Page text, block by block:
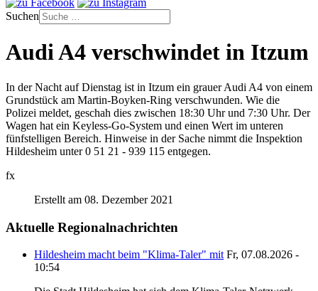
Suchen
Audi A4 verschwindet in Itzum
In der Nacht auf Dienstag ist in Itzum ein grauer Audi A4 von einem
Grundstück am Martin-Boyken-Ring verschwunden. Wie die
Polizei meldet, geschah dies zwischen 18:30 Uhr und 7:30 Uhr. Der
Wagen hat ein Keyless-Go-System und einen Wert im unteren
fünfstelligen Bereich. Hinweise in der Sache nimmt die Inspektion
Hildesheim unter 0 51 21 - 939 115 entgegen.
fx
Erstellt am 08. Dezember 2021
Aktuelle Regionalnachrichten
Hildesheim macht beim "Klima-Taler" mit Fr, 07.08.2026 -
10:54